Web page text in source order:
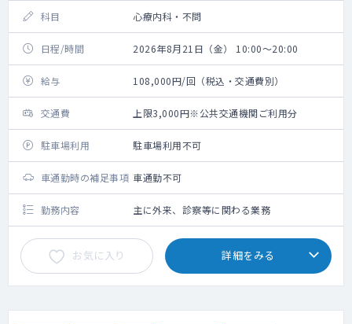
科目 心療内科・不問
日程/時間 2026年8月21日（金） 10:00～20:00
給与 108,000円/回（税込・交通費別）
交通費 上限3,000円※公共交通機関ご利用分
駐車場利用 駐車場利用不可
車通勤時の補足事項 車通勤不可
勤務内容 主に外来、診察等に関わる業務
お気に入り 詳細をみる